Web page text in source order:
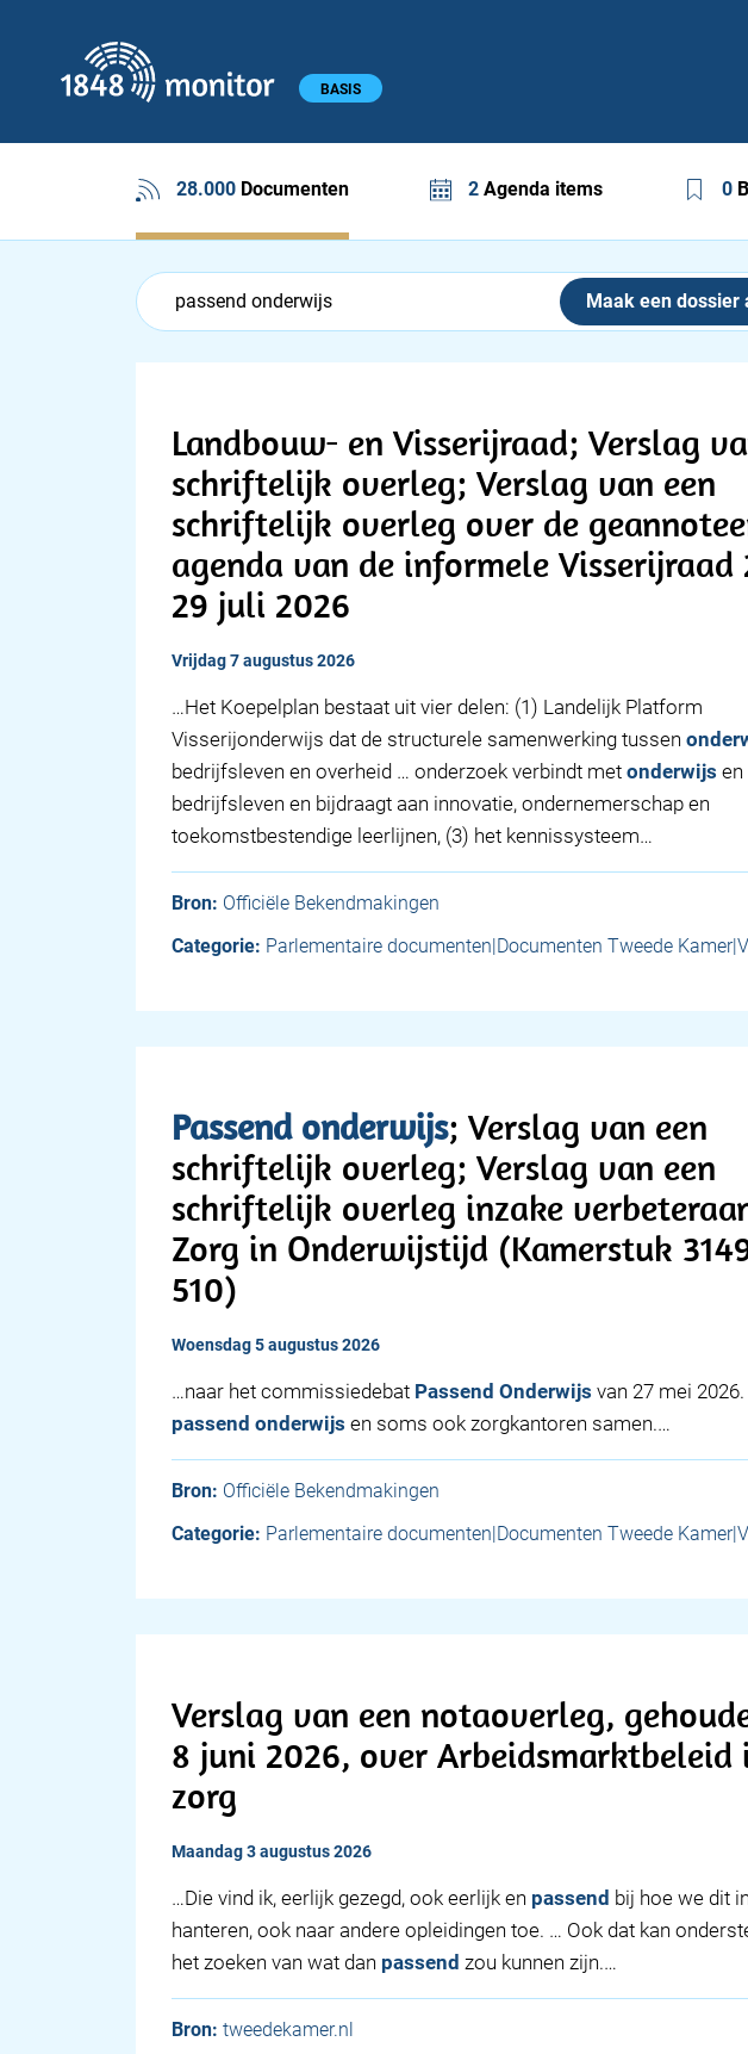
Hoofdmenu BASIS
28.000Documenten 2Agenda items 0
Documenten feed
Feed Maak een dossier
Landbouw- en Visserijraad; Verslag
schriftelijk overleg; Verslag van een
schriftelijk overleg over de
agenda van de informele Visserijraad
29 juli 2026
vrijdag 7 augustus 2026
…Het Koepelplan bestaat uit vier delen: (1) Landelijk Platform
Visserijonderwijs dat de structurele samenwerking tussen
bedrijfsleven en overheid … onderzoek verbindt met onderwijs en
bedrijfsleven en bijdraagt aan innovatie, ondernemerschap en
toekomstbestendige leerlijnen, (3) het kennissysteem…
Bron: Officiële Bekendmakingen
Categorie: Parlementaire documenten|Documenten Tweede
Passend onderwijs; Verslag van een
schriftelijk overleg; Verslag van een
schriftelijk overleg inzake
Zorg in Onderwijstijd (Kamerstuk
510)
woensdag 5 augustus 2026
…naar het commissiedebat Passend Onderwijs van 27 mei 2026.
passend onderwijs en soms ook zorgkantoren samen.…
Bron: Officiële Bekendmakingen
Categorie: Parlementaire documenten|Documenten Tweede
Verslag van een notaoverleg,
8 juni 2026, over Arbeidsmarktbeleid
zorg
maandag 3 augustus 2026
…Die vind ik, eerlijk gezegd, ook eerlijk en passend bij hoe we dit
hanteren, ook naar andere opleidingen toe. … Ook dat kan
het zoeken van wat dan passend zou kunnen zijn.…
Bron: tweedekamer.nl